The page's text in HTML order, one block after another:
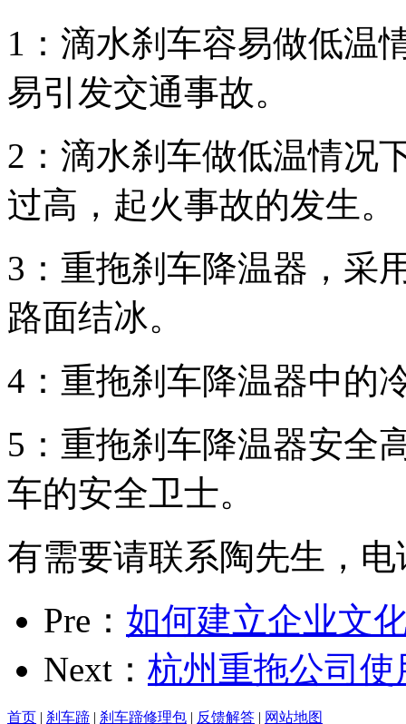
1：滴水刹车容易做低温
易引发交通事故。
2：滴水刹车做低温情况
过高，起火事故的发生。
3：重拖刹车降温器，采
路面结冰。
4：重拖刹车降温器中的
5：重拖刹车降温器安全
车的安全卫士。
有需要请联系陶先生，电
Pre： 如何建立企业文
Next： 杭州重拖公司
首页 | 刹车蹄 | 刹车蹄修理包 | 反馈解答 | 网站地图